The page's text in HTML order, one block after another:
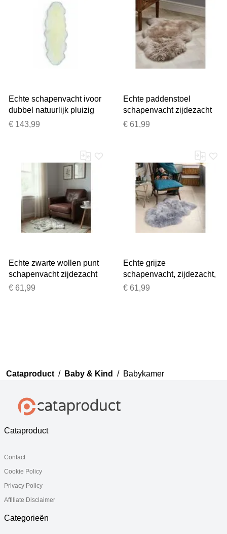
Echte schapenvacht ivoor
dubbel natuurlijk pluizig
zijdezacht echt wollen
€ 143,99
Echte paddenstoel
schapenvacht zijdezacht
natuurlijk zacht pluizig
€ 61,99
Echte zwarte wollen punt
schapenvacht zijdezacht
natuurlijk zacht pluizig
€ 61,99
Echte grijze
schapenvacht, zijdezacht,
natuurlijk, zacht, pluizig,
€ 61,99
Cataproduct / Baby & Kind / Babykamer
Cataproduct
Contact
Cookie Policy
Privacy Policy
Affiliate Disclaimer
Categorieën